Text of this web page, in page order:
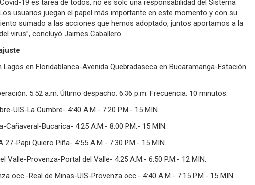
Covid-19 es tarea de todos, no es solo una responsabilidad del Sistema
usuarios juegan el papel más importante en este momento y con su
sumado a las acciones que hemos adoptado, juntos aportamos a la
virus”, concluyó Jaimes Caballero.
Lagos en Floridablanca-Avenida Quebradaseca en Bucaramanga-Estación
5:52 a.m. Último despacho: 6:36 p.m. Frecuencia: 10 minutos.
UIS-La Cumbre- 4:40 A.M.- 7:20 P.M.- 15 MIN.
Cañaveral-Bucarica- 4:25 A.M.- 8:00 P.M.- 15 MIN.
27-Papi Quiero Piña- 4:55 A.M.- 7:30 P.M.- 15 MIN.
Valle-Provenza-Portal del Valle- 4:25 A.M.- 6:50 P.M.- 12 MIN.
occ.-Real de Minas-UIS-Provenza occ.- 4:40 A.M.- 7:15 P.M.- 15 MIN.